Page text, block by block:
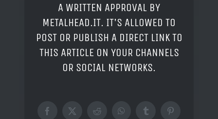
A WRITTEN APPROVAL BY
METALHEAD.IT. IT'S ALLOWED TO
POST OR PUBLISH A DIRECT LINK TO
THIS ARTICLE ON YOUR CHANNELS
OR SOCIAL NETWORKS.
Facebook
X RedditWhatsAppTumblrPinterest